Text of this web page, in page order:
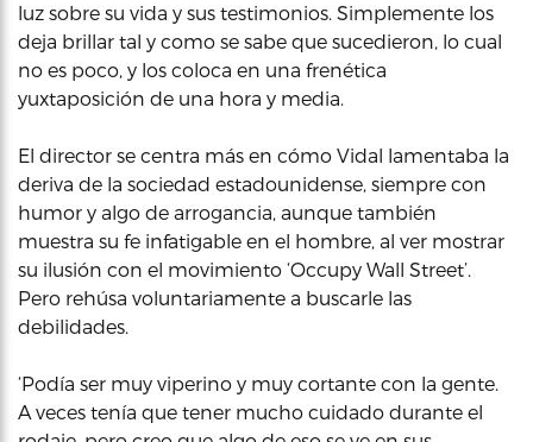
luz sobre su vida y sus testimonios. Simplemente los
deja brillar tal y como se sabe que sucedieron, lo cual
no es poco, y los coloca en una frenética
yuxtaposición de una hora y media.
El director se centra más en cómo Vidal lamentaba la
deriva de la sociedad estadounidense, siempre con
humor y algo de arrogancia, aunque también
muestra su fe infatigable en el hombre, al ver mostrar
su ilusión con el movimiento ‘Occupy Wall Street’.
Pero rehúsa voluntariamente a buscarle las
debilidades.
‘Podía ser muy viperino y muy cortante con la gente.
A veces tenía que tener mucho cuidado durante el